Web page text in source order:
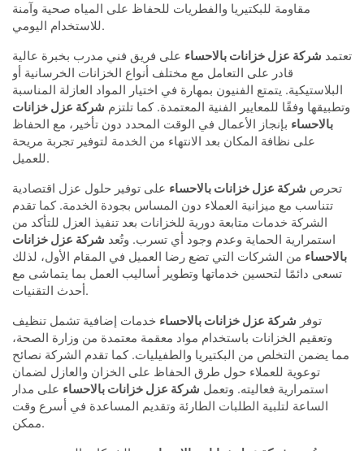
مقاومة للبكتيريا والفطريات للحفاظ على المياه صحية وآمنة
للاستخدام اليومي.
تعتمد شركة عزل خزانات بالاحساء على فريق فني مدرب بخبرة عالية
قادر على التعامل مع مختلف أنواع الخزانات الخرسانية أو
البلاستيكية. يتمتع الفنيون بمهارة في اختيار المواد العازلة المناسبة
وتطبيقها وفقًا للمعايير الفنية المعتمدة. كما تلتزم شركة عزل خزانات
بالاحساء بإنجاز الأعمال في الوقت المحدد دون تأخير، مع الحفاظ
على نظافة المكان بعد الانتهاء من الخدمة لتوفير تجربة مريحة
للعميل.
تحرص شركة عزل خزانات بالاحساء على توفير حلول عزل اقتصادية
تتناسب مع ميزانية العملاء دون المساس بجودة الخدمة. كما تقدم
الشركة خدمات متابعة دورية للخزانات بعد تنفيذ العزل للتأكد من
استمرارية الحماية وعدم وجود أي تسرب. وتُعد شركة عزل خزانات
بالاحساء من الشركات التي تضع رضا العميل في المقام الأول، لذلك
تسعى دائمًا لتحسين خدماتها وتطوير أساليب العمل بما يتماشى مع
أحدث التقنيات.
توفر شركة عزل خزانات بالاحساء خدمات إضافية تشمل تنظيف
وتعقيم الخزانات باستخدام مواد معقمة معتمدة من وزارة الصحة،
مما يضمن التخلص من البكتيريا والطفيليات. كما تقدم الشركة نصائح
توعوية للعملاء حول طرق الحفاظ على الخزان والعازل لضمان
استمرارية فعاليته. وتعمل شركة عزل خزانات بالاحساء على مدار
الساعة لتلبية الطلبات الطارئة وتقديم المساعدة في أسرع وقت
ممكن.